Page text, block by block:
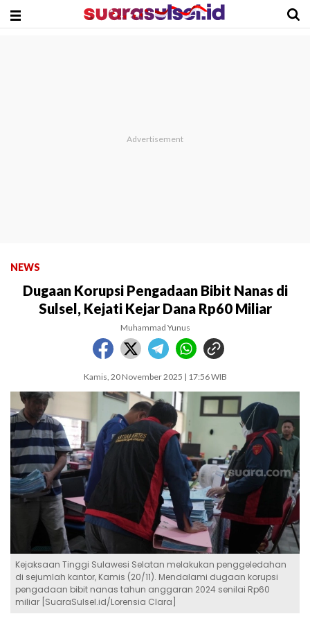
NEWS
Dugaan Korupsi Pengadaan Bibit Nanas di
Sulsel, Kejati Kejar Dana Rp60 Miliar
Muhammad Yunus
Kamis, 20 November 2025 | 17:56 WIB
Kejaksaan Tinggi Sulawesi Selatan melakukan penggeledahan
di sejumlah kantor, Kamis (20/11). Mendalami dugaan korupsi
pengadaan bibit nanas tahun anggaran 2024 senilai Rp60
miliar [SuaraSulsel.id/Lorensia Clara]